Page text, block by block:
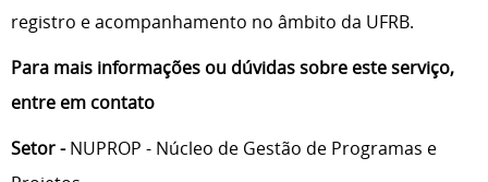
registro e acompanhamento no âmbito da UFRB.
Para mais informações ou dúvidas sobre este serviço,
entre em contato
Setor -NUPROP - Núcleo de Gestão de Programas e